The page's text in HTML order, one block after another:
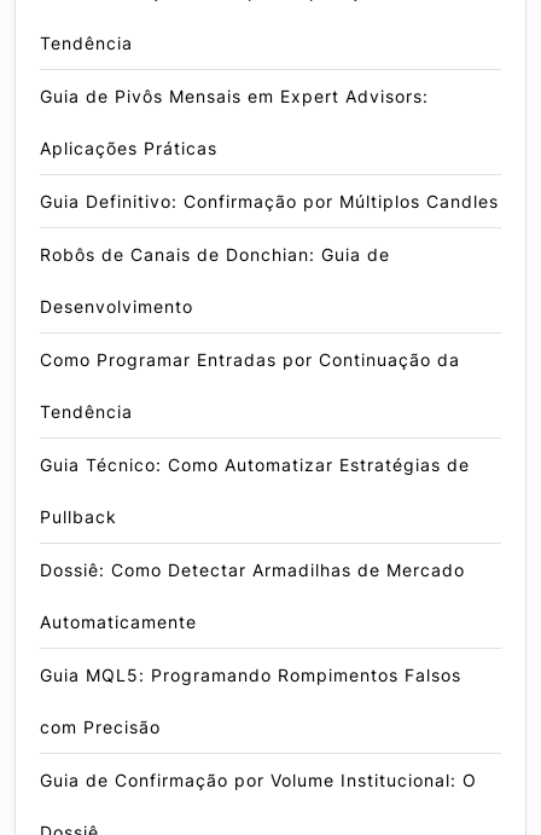
Tendência
Guia de Pivôs Mensais em Expert Advisors:
Aplicações Práticas
Guia Definitivo: Confirmação por Múltiplos Candles
Robôs de Canais de Donchian: Guia de
Desenvolvimento
Como Programar Entradas por Continuação da
Tendência
Guia Técnico: Como Automatizar Estratégias de
Pullback
Dossiê: Como Detectar Armadilhas de Mercado
Automaticamente
Guia MQL5: Programando Rompimentos Falsos
com Precisão
Guia de Confirmação por Volume Institucional: O